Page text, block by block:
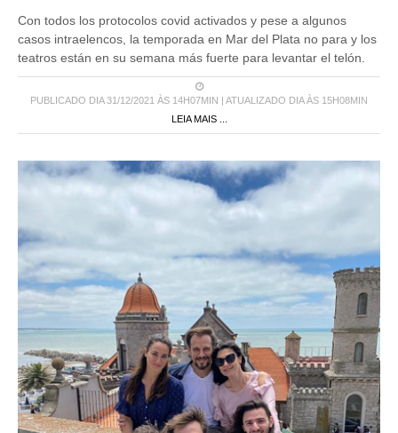
Con todos los protocolos covid activados y pese a algunos
casos intraelencos, la temporada en Mar del Plata no para y los
teatros están en su semana más fuerte para levantar el telón.
PUBLICADO DIA 31/12/2021 ÀS 14H07MIN | ATUALIZADO DIA ÀS 15H08MIN
LEIA MAIS ...